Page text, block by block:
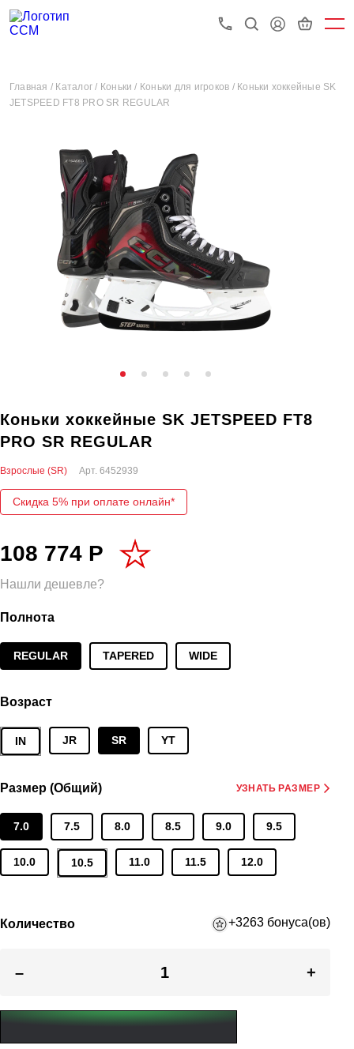
Главная / Каталог / Коньки / Коньки для игроков / Коньки хоккейные SK
JETSPEED FT8 PRO SR REGULAR
Коньки хоккейные SK JETSPEED FT8
PRO SR REGULAR
Взрослые (SR) Арт. 6452939
Скидка 5% при оплате онлайн*
108 774 Р
Нашли дешевле?
Полнота
REGULAR TAPERED WIDE
Возраст
IN JR SR YT
Размер (Общий) УЗНАТЬ РАЗМЕР
7.0 7.5 8.0 8.5 9.0 9.5
10.0 10.5 11.0 11.5 12.0
Количество +3263 бонуса(ов)
– +